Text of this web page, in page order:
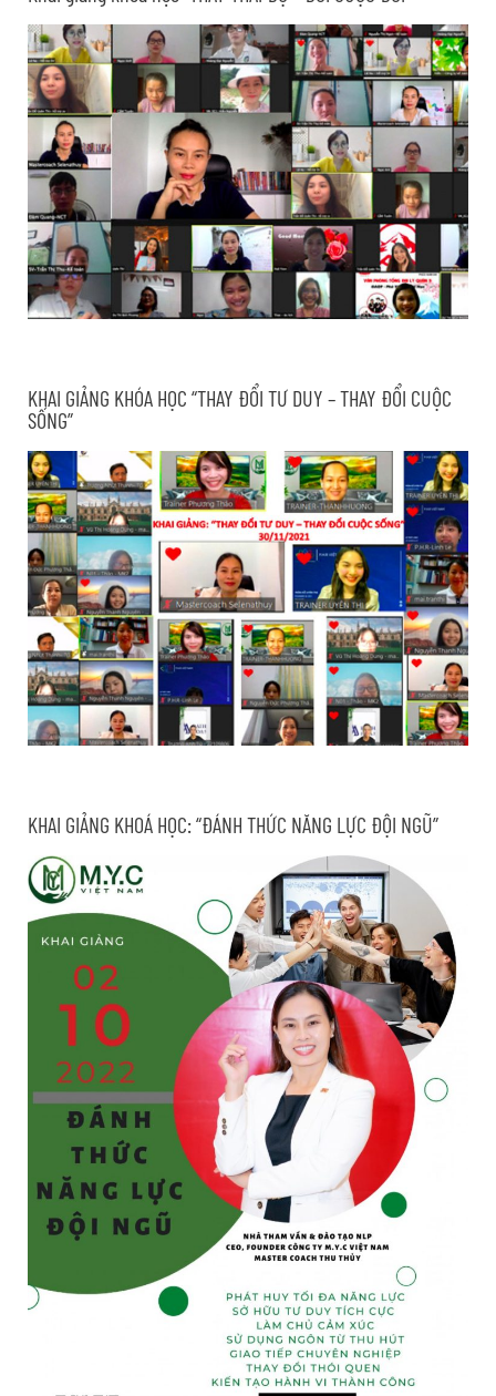
KHAI GIẢNG KHÓA HỌC “THAY ĐỔI TƯ DUY – THAY ĐỔI CUỘC
SỐNG”
KHAI GIẢNG KHOÁ HỌC: “ĐÁNH THỨC NĂNG LỰC ĐỘI NGŨ”